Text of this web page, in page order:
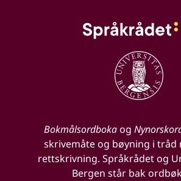
Bokmålsordbokaog
skrivemåte og bøyning i tråd
rettskrivning. Språkrådet og
Bergen står bak